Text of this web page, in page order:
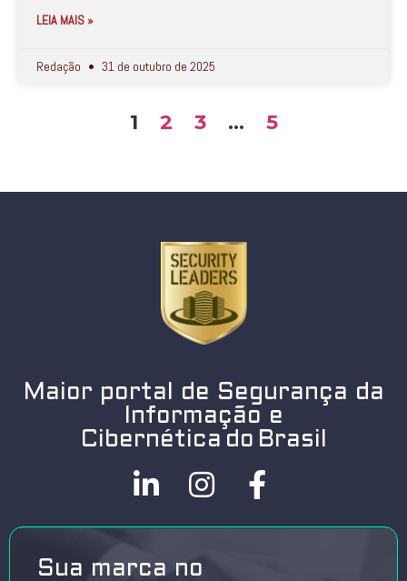
LEIA MAIS »
Redação 31 de outubro de 2025
1 2 3 … 5
Maior portal de Segurança da
Informação e
Cibernética do Brasil
Sua marca no